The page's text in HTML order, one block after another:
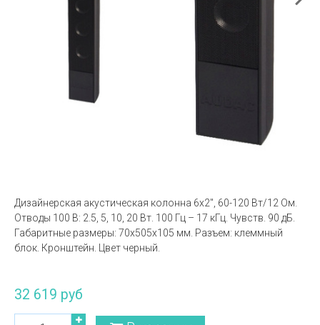
Дизайнерская акустическая колонна 6х2'', 60-120 Вт/12 Ом.
Отводы 100 В: 2.5, 5, 10, 20 Вт. 100 Гц – 17 кГц. Чувств. 90 дБ.
Габаритные размеры: 70x505x105 мм. Разъем: клеммный
блок. Кронштейн. Цвет черный.
32 619 руб